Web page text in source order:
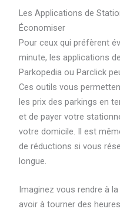
Les Applications de
Économiser
Pour ceux qui préfèrent
minute, les applications
Parkopedia ou Parclick
Ces outils vous
les prix des parkings en
et de payer votre
votre domicile. Il est
de réductions si vous
longue.
Imaginez vous rendre à
avoir à tourner des